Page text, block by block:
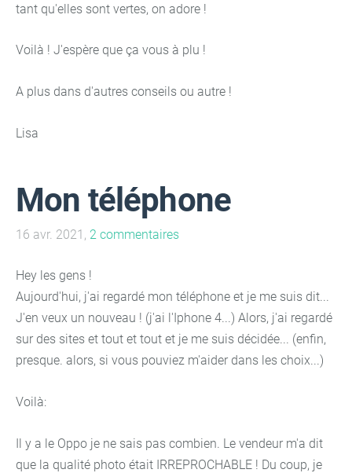
tant qu'elles sont vertes, on adore !
Voilà ! J'espère que ça vous à plu !
A plus dans d'autres conseils ou autre !
Lisa
Mon téléphone
16 avr. 2021, 2 commentaires
Hey les gens !
Aujourd'hui, j'ai regardé mon téléphone et je me suis dit...
J'en veux un nouveau ! (j'ai l'Iphone 4...) Alors, j'ai regardé
sur des sites et tout et tout et je me suis décidée... (enfin,
presque. alors, si vous pouviez m'aider dans les choix...)
Voilà:
Il y a le Oppo je ne sais pas combien. Le vendeur m'a dit
que la qualité photo était IRREPROCHABLE ! Du coup, je